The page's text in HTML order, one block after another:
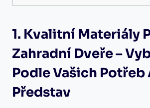
1. Kvalitní Materiály
Zahradní Dveře –
Podle Vašich Potřeb
Představ